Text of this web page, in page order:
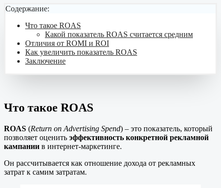
Содержание:
Что такое ROAS
Какой показатель ROAS считается средним
Отличия от ROMI и ROI
Как увеличить показатель ROAS
Заключение
Что такое ROAS
ROAS (Return on Advertising Spend) – это показатель, который
позволяет оценить эффективность конкретной рекламной
кампании в интернет-маркетинге.
Он рассчитывается как отношение дохода от рекламных
затрат к самим затратам.